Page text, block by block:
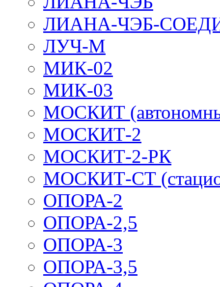
ЛИАНА-ЧЭБ-
ЛУЧ-М
МИК-02
МИК-03
МОСКИТ
МОСКИТ-2
МОСКИТ-2-РК
МОСКИТ-СТ
ОПОРА-2
ОПОРА-2,5
ОПОРА-3
ОПОРА-3,5